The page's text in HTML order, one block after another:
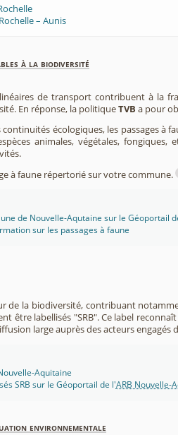
– Aunis
à la biodiversité
de transport contribuent à la
En réponse, la politiqueTVB a pour
écologiques, les passages à
animales, végétales,
à faune répertorié sur votre commune.
de Nouvelle-Aqutaine sur le Géoportail
sur les passages à faune
de la biodiversité, contribuant
être labellisés "SRB". Ce label
large auprès des acteurs engagés
Aquitaine
SRB sur le Géoportail de l'ARB Nouvelle-
environnementale